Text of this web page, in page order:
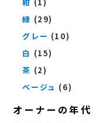
緑 (29)
グレー (10)
白 (15)
茶 (2)
ベージュ (6)
オーナーの年代